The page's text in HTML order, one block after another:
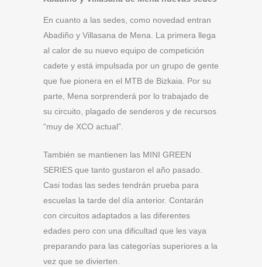
En cuanto a las sedes, como novedad entran
Abadiño y Villasana de Mena. La primera llega
al calor de su nuevo equipo de competición
cadete y está impulsada por un grupo de gente
que fue pionera en el MTB de Bizkaia. Por su
parte, Mena sorprenderá por lo trabajado de
su circuito, plagado de senderos y de recursos
“muy de XCO actual”.
También se mantienen las MINI GREEN
SERIES que tanto gustaron el año pasado.
Casi todas las sedes tendrán prueba para
escuelas la tarde del día anterior. Contarán
con circuitos adaptados a las diferentes
edades pero con una dificultad que les vaya
preparando para las categorías superiores a la
vez que se divierten.